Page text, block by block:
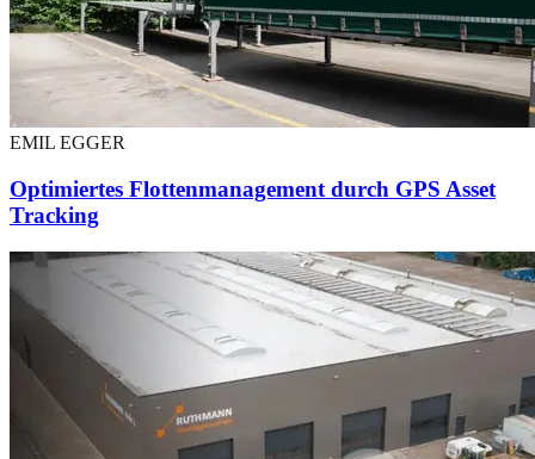
EMIL EGGER
Optimiertes Flottenmanagement durch GPS Asset
Tracking